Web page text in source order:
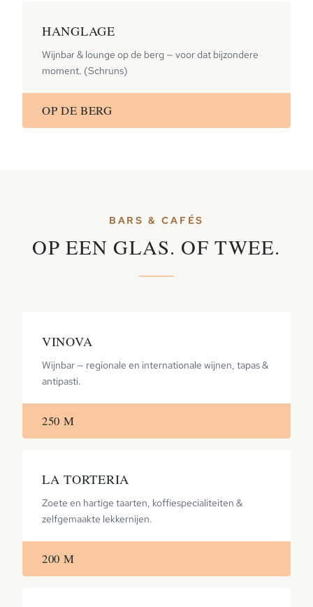
HANGLAGE
Wijnbar & lounge op de berg — voor dat bijzondere
moment. (Schruns)
OP DE BERG
BARS & CAFÉS
OP EEN GLAS. OF TWEE.
VINOVA
Wijnbar — regionale en internationale wijnen, tapas &
antipasti.
250 M
LA TORTERIA
Zoete en hartige taarten, koffiespecialiteiten &
zelfgemaakte lekkernijen.
200 M